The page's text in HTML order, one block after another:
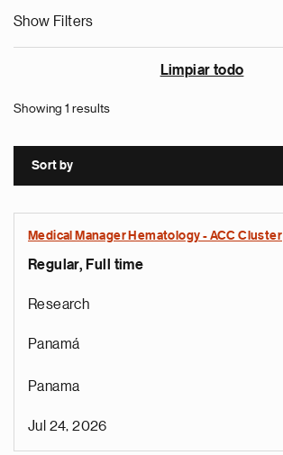
Show Filters
Limpiar todo
Showing 1 results
Sort by
Medical Manager Hematology - ACC Cluster
Regular, Full time
Research
Panamá
Panama
Jul 24, 2026